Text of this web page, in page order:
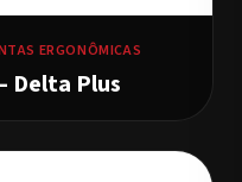
ERGONÔMICAS
Delta Plus